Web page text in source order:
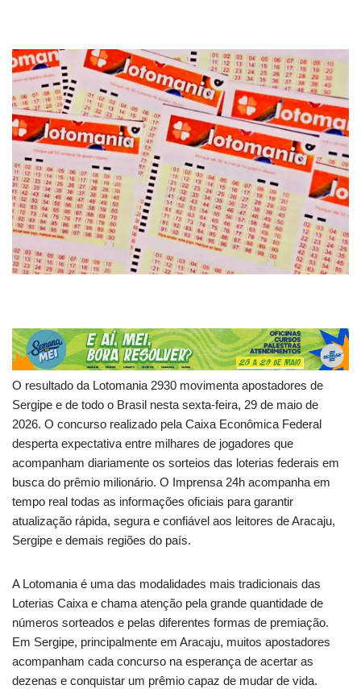
O resultado da Lotomania 2930 movimenta apostadores de
Sergipe e de todo o Brasil nesta sexta-feira, 29 de maio de
2026. O concurso realizado pela Caixa Econômica Federal
desperta expectativa entre milhares de jogadores que
acompanham diariamente os sorteios das loterias federais em
busca do prêmio milionário. O Imprensa 24h acompanha em
tempo real todas as informações oficiais para garantir
atualização rápida, segura e confiável aos leitores de Aracaju,
Sergipe e demais regiões do país.
A Lotomania é uma das modalidades mais tradicionais das
Loterias Caixa e chama atenção pela grande quantidade de
números sorteados e pelas diferentes formas de premiação.
Em Sergipe, principalmente em Aracaju, muitos apostadores
acompanham cada concurso na esperança de acertar as
dezenas e conquistar um prêmio capaz de mudar de vida.